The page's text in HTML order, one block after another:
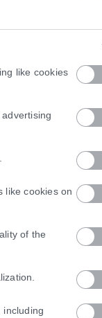
like cookies
like cookies on
of the
including
πισίνες»
γεμίσουν 75
στη